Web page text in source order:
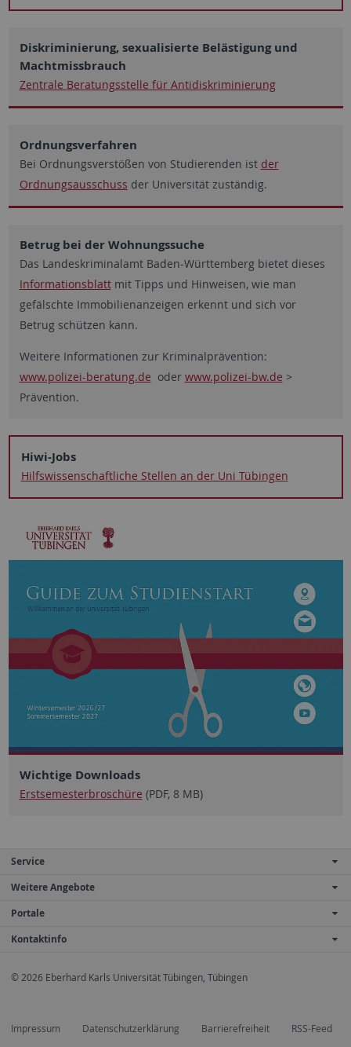
Diskriminierung, sexualisierte Belästigung und
Machtmissbrauch
Zentrale Beratungsstelle für Antidiskriminierung
Ordnungsverfahren
Bei Ordnungsverstößen von Studierenden ist der
Ordnungsausschuss der Universität zuständig.
Betrug bei der Wohnungssuche
Das Landeskriminalamt Baden-Württemberg bietet dieses
Informationsblattmit Tipps und Hinweisen, wie man
gefälschte Immobilienanzeigen erkennt und sich vor
Betrug schützen kann.
Weitere Informationen zur Kriminalprävention:
www.polizei-beratung.de oder www.polizei-bw.de >
Prävention.
Hiwi-Jobs
Hilfswissenschaftliche Stellen an der Uni Tübingen
Wichtige Downloads
Erstsemesterbroschüre (PDF, 8 MB)
Service
Weitere Angebote
Portale
Kontaktinfo
© 2026 Eberhard Karls Universität Tübingen, Tübingen
Impressum Datenschutzerklärung Barrierefreiheit RSS-Feed